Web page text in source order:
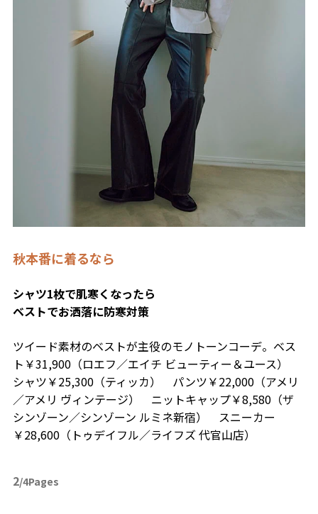
秋本番に着るなら
シャツ1枚で肌寒くなったら
ベストでお洒落に防寒対策
ツイード素材のベストが主役のモノトーンコーデ。ベス
ト￥31,900（ロエフ／エイチ ビューティー＆ユース）
シャツ￥25,300（ティッカ） パンツ￥22,000（アメリ
／アメリ ヴィンテージ） ニットキャップ￥8,580（ザ
シンゾーン／シンゾーン ルミネ新宿） スニーカー
￥28,600（トゥデイフル／ライフズ 代官山店）
2/4Pages